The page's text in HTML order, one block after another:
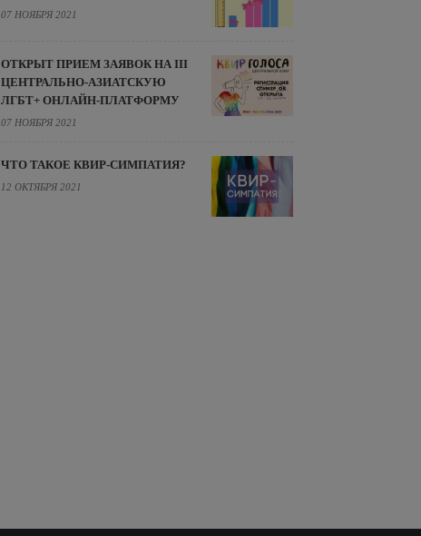
07 НОЯБРЯ 2021
ОТКРЫТ ПРИЕМ ЗАЯВОК НА III
ЦЕНТРАЛЬНО-АЗИАТСКУЮ
ЛГБТ+ ОНЛАЙН-ПЛАТФОРМУ
07 НОЯБРЯ 2021
ЧТО ТАКОЕ КВИР-СИМПАТИЯ?
12 ОКТЯБРЯ 2021